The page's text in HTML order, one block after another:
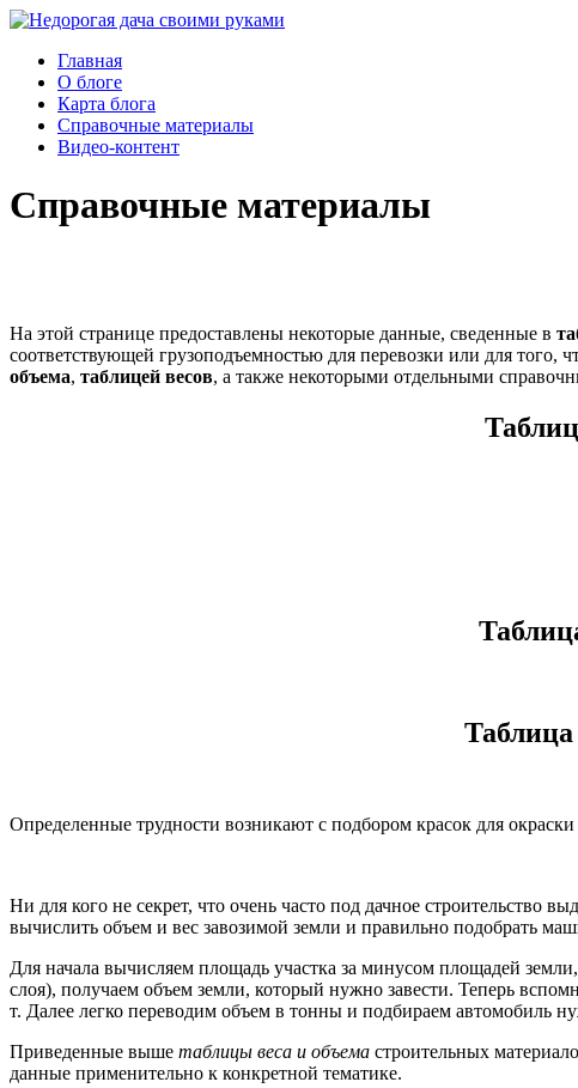
Главная
О блоге
Карта блога
Справочные материалы
Видео-контент
Справочные материалы
На этой странице предоставлены некоторые данные, сведенные в
соответствующей грузоподъемностью для перевозки или для
объема, таблицей весов, а также некоторыми отдельными
Таблица
Определенные трудности возникают с подбором красок для
Ни для кого не секрет, что очень часто под дачное строительство
вычислить объем и вес завозимой земли и правильно подобрать
Для начала вычисляем площадь участка за минусом площадей
слоя), получаем объем земли, который нужно завести. Теперь
т. Далее легко переводим объем в тонны и подбираем автомобиль
Приведенные выше таблицы веса и объема строительных
данные применительно к конкретной тематике.